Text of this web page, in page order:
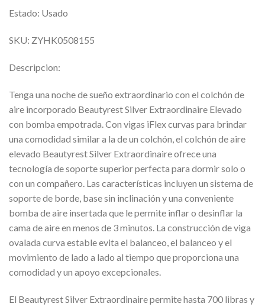
Estado: Usado
SKU: ZYHK0508155
Descripcion:
Tenga una noche de sueño extraordinario con el colchón de
aire incorporado Beautyrest Silver Extraordinaire Elevado
con bomba empotrada. Con vigas iFlex curvas para brindar
una comodidad similar a la de un colchón, el colchón de aire
elevado Beautyrest Silver Extraordinaire ofrece una
tecnología de soporte superior perfecta para dormir solo o
con un compañero. Las características incluyen un sistema de
soporte de borde, base sin inclinación y una conveniente
bomba de aire insertada que le permite inflar o desinflar la
cama de aire en menos de 3 minutos. La construcción de viga
ovalada curva estable evita el balanceo, el balanceo y el
movimiento de lado a lado al tiempo que proporciona una
comodidad y un apoyo excepcionales.
El Beautyrest Silver Extraordinaire permite hasta 700 libras y